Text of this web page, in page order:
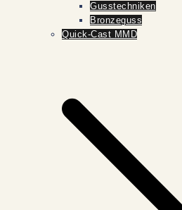
Gusstechniken
Bronzeguss
Quick-Cast MMD